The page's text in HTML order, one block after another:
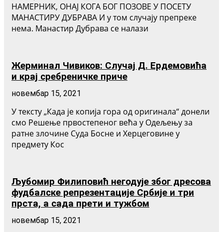
НАМЕРНИК, ОНАЈ КОГА БОГ ПОЗОВЕ У ПОСЕТУ
МАНАСТИРУ ДУБРАВА И у том случају препреке
нема. Манастир Дубрава се налази
Жерминал Чивиков: Случај Д. Ердемовића
и крај сребреничке приче
новембар 15, 2021
У тексту „Када је копија гора од оригинала“ донели
смо Решење првостепеног већа у Одељењу за
ратне злочине Суда Босне и Херцеговине у
предмету Кос
Љубомир Филиповић негодује због дресова
фудбалске репрезентације Србије и три
прста, а сада прети и тужбом
новембар 15, 2021